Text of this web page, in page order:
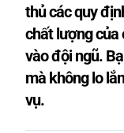
thủ các quy
chất lượng của
vào đội ngũ.
mà không lo
vụ.